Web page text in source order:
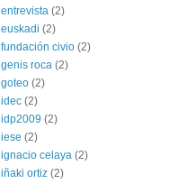
entrevista (2)
euskadi (2)
fundación civio (2)
genis roca (2)
goteo (2)
idec (2)
idp2009 (2)
iese (2)
ignacio celaya (2)
iñaki ortiz (2)